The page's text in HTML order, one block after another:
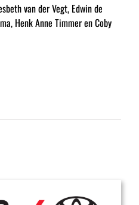
van der Vegt, Edwin de
Henk Anne Timmer en Coby